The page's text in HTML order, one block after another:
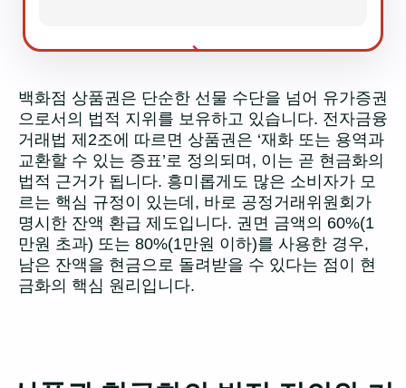
→
→
백화점 상품권은 단순한 선물 수단을 넘어 유가증권
으로서의 법적 지위를 보유하고 있습니다. 전자금융
거래법 제2조에 따르면 상품권은 ‘재화 또는 용역과
교환할 수 있는 증표’로 정의되며, 이는 곧 현금화의
법적 근거가 됩니다. 흥미롭게도 많은 소비자가 모
르는 핵심 규정이 있는데, 바로 공정거래위원회가
명시한 잔액 환급 제도입니다. 권면 금액의 60%(1
만원 초과) 또는 80%(1만원 이하)를 사용한 경우,
남은 잔액을 현금으로 돌려받을 수 있다는 점이 현
금화의 핵심 원리입니다.